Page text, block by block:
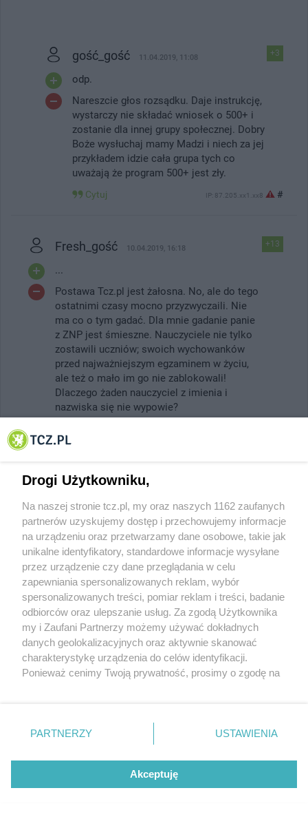
+3
gość_gość 11.04.2019, 11:08
odp.
Nareszcie głos rozsądku. Daje instrukcję,
wystarczy nie składać wniosek o 500+ i
zostanie dla innej grupy społecznej. Dobry
Boże wysłuchaj mamy Madzi i niech za jej
przykładem idzie cała grupa tych co
uważają że program 500+ jest zły.
Cytuj IP: 87.205.xx1.xx8 #
+13
Fresh_gość 10.04.2019, 16:18
...
Postawa Tcz.pl jest żałosna. No, ale do tego
ostatnimi czasy mocno przyzwyczaili. Nie
ma co o tym gadać. Dla mnie gadanie panie
z ZNP jest śmieszne. Nauczyciele nie tylko
zostawili uczniów; swoich wychowanków
przed najważniejszym egzaminem w życiu,
ale też o mało im go nie zablokowali!
Dlaczego żaden nauczyciel z imienia i
nazwiska się nie wypowie?
121_gość 10.04.2019, 16:23
Pani z numerem 121 ma fajne białe majtki :D
Odpowiedz IP: 62.111.xx3.xx0 #
xD_gość 10.04.2019, 16:23
ślepoto 124
Cytuj IP: 62.111.xx3.xx0
Rozumiem i popieram nauczycieli. Bądźcie
wytrwali, nie dajcie się! Wokoło wiele fałszu,
obłudy i kłamstwa. POWODZENIA !!!
Drogi Użytkowniku,
Na naszej stronie tcz.pl, my oraz naszych 1162 zaufanych
partnerów uzyskujemy dostęp i przechowujemy informacje
na urządzeniu oraz przetwarzamy dane osobowe, takie jak
unikalne identyfikatory, standardowe informacje wysyłane
przez urządzenie czy dane przeglądania w celu
zapewniania spersonalizowanych reklam, wybór
spersonalizowanych treści, pomiar reklam i treści, badanie
odbiorców oraz ulepszanie usług. Za zgodą Użytkownika
my i Zaufani Partnerzy możemy używać dokładnych
danych geolokalizacyjnych oraz aktywnie skanować
charakterystykę urządzenia do celów identyfikacji.
Ponieważ cenimy Twoją prywatność, prosimy o zgodę na
znajdujący się w lewym dolnym rogu strony
. Niektóre
przetwarzaniu. Preferencje będą miały zastosowania tylko
PARTNERZY USTAWIENIA
Akceptuję